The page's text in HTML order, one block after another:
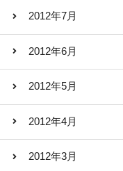
2012年7月
2012年6月
2012年5月
2012年4月
2012年3月